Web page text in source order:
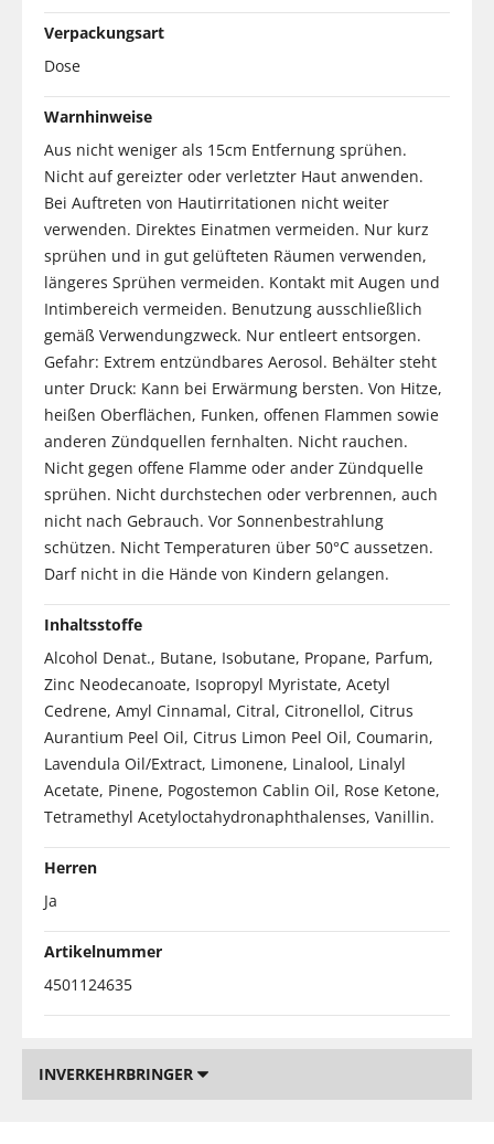
Verpackungsart
Dose
Warnhinweise
Aus nicht weniger als 15cm Entfernung sprühen.
Nicht auf gereizter oder verletzter Haut anwenden.
Bei Auftreten von Hautirritationen nicht weiter
verwenden. Direktes Einatmen vermeiden. Nur kurz
sprühen und in gut gelüfteten Räumen verwenden,
längeres Sprühen vermeiden. Kontakt mit Augen und
Intimbereich vermeiden. Benutzung ausschließlich
gemäß Verwendungzweck. Nur entleert entsorgen.
Gefahr: Extrem entzündbares Aerosol. Behälter steht
unter Druck: Kann bei Erwärmung bersten. Von Hitze,
heißen Oberflächen, Funken, offenen Flammen sowie
anderen Zündquellen fernhalten. Nicht rauchen.
Nicht gegen offene Flamme oder ander Zündquelle
sprühen. Nicht durchstechen oder verbrennen, auch
nicht nach Gebrauch. Vor Sonnenbestrahlung
schützen. Nicht Temperaturen über 50°C aussetzen.
Darf nicht in die Hände von Kindern gelangen.
Inhaltsstoffe
Alcohol Denat., Butane, Isobutane, Propane, Parfum,
Zinc Neodecanoate, Isopropyl Myristate, Acetyl
Cedrene, Amyl Cinnamal, Citral, Citronellol, Citrus
Aurantium Peel Oil, Citrus Limon Peel Oil, Coumarin,
Lavendula Oil/Extract, Limonene, Linalool, Linalyl
Acetate, Pinene, Pogostemon Cablin Oil, Rose Ketone,
Tetramethyl Acetyloctahydronaphthalenses, Vanillin.
Herren
Ja
Artikelnummer
4501124635
INVERKEHRBRINGER